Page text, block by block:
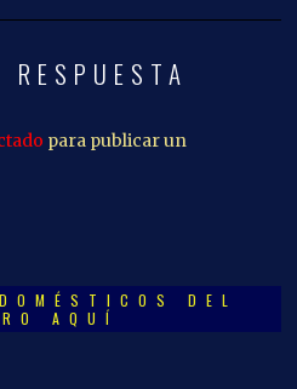
RESPUESTA
para publicar un
DEL
AQUÍ